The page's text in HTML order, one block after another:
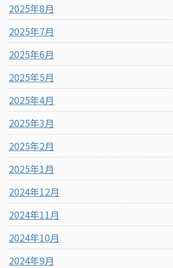
2025年8月
2025年7月
2025年6月
2025年5月
2025年4月
2025年3月
2025年2月
2025年1月
2024年12月
2024年11月
2024年10月
2024年9月